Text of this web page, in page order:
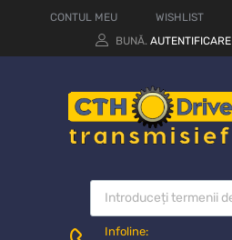
CONTUL MEU WISHLIST
BUNĂ. AUTENTIFICARE
Infoline: